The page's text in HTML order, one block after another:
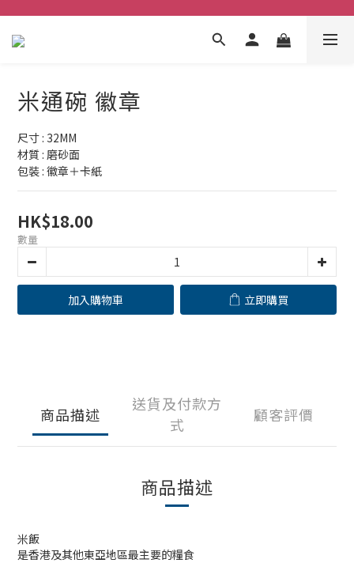
米通碗 徽章
尺寸 : 32MM
材質 : 磨砂面
包裝 : 徽章＋卡紙
HK$18.00
數量
加入購物車 立即購買
商品描述
送貨及付款方
式
顧客評價
商品描述
米飯
是香港及其他東亞地區最主要的糧食